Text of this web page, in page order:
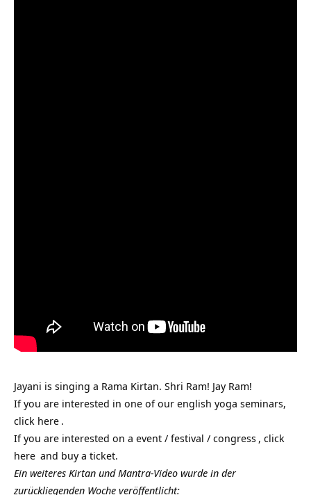
Jayani is singing a Rama Kirtan. Shri Ram! Jay Ram!
If you are interested in one of our english yoga seminars,
click here .
If you are interested on a event / festival / congress , click
here and buy a ticket.
Ein weiteres Kirtan und Mantra-Video wurde in der
zurückliegenden Woche veröffentlicht: